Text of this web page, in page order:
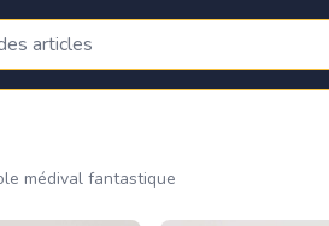
médival fantastique